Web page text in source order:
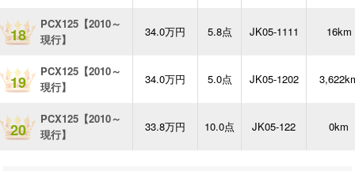
18
PCX125【2010～
現行】
34.0万円 5.8点 JK05-1111 16km
19
PCX125【2010～
現行】
34.0万円 5.0点 JK05-1202
20
PCX125【2010～
現行】
33.8万円 10.0点 JK05-122 0km